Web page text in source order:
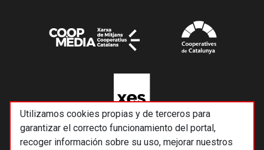
Utilizamos cookies propias y de terceros para
garantizar el correcto funcionamiento del portal,
recoger información sobre su uso, mejorar nuestros